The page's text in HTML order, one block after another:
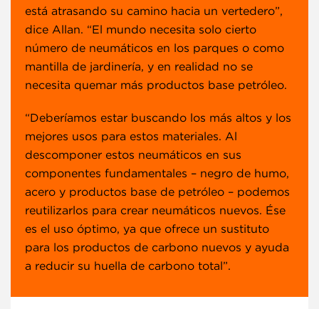
está atrasando su camino hacia un vertedero”,
dice Allan. “El mundo necesita solo cierto
número de neumáticos en los parques o como
mantilla de jardinería, y en realidad no se
necesita quemar más productos base petróleo.
“Deberíamos estar buscando los más altos y los
mejores usos para estos materiales. Al
descomponer estos neumáticos en sus
componentes fundamentales – negro de humo,
acero y productos base de petróleo – podemos
reutilizarlos para crear neumáticos nuevos. Ése
es el uso óptimo, ya que ofrece un sustituto
para los productos de carbono nuevos y ayuda
a reducir su huella de carbono total”.